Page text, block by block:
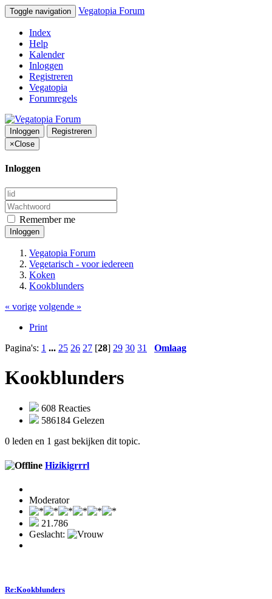
Toggle navigation Vegatopia Forum
Index
Help
Kalender
Inloggen
Registreren
Vegatopia
Forumregels
Inloggen
Registreren
×Close
Inloggen
Remember me
Inloggen
Vegatopia Forum
Vegetarisch - voor iedereen
Koken
Kookblunders
« vorige volgende »
Print
Pagina's: 1 ... 25 26 27 [28] 29 30 31 Omlaag
Kookblunders
608 Reacties
586184 Gelezen
0 leden en 1 gast bekijken dit topic.
Hizikigrrrl
Moderator
21.786
Geslacht:
Re:Kookblunders